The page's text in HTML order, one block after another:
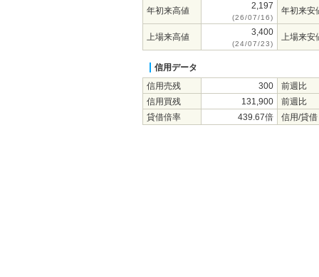
年初来高値 2,197
(26/07/16)
年初来安
上場来高値 3,400
(24/07/23)
上場来安
信用データ
信用売残
300
前週比
信用買残
131,900
前週比
貸借倍率
439.67倍 信用/貸借